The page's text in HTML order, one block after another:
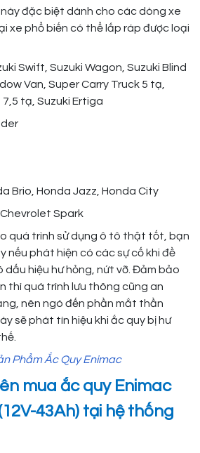
này đặc biệt dành cho các dòng xe
xe phổ biến có thể lắp ráp được loại
Swift, Suzuki Wagon, Suzuki Blind
Van, Super Carry Truck 5 tạ,
tạ, Suzuki Ertiga
Brio, Honda Jazz, Honda City
Spark
quá trình sử dụng ô tô thật tốt, bạn
nếu phát hiện có các sự cố khi đề
dấu hiệu hư hỏng, nứt vỡ. Đảm bảo
thì quá trình lưu thông cũng an
nên ngó đến phần mắt thần
sẽ phát tín hiệu khi ắc quy bị hư
Phẩm Ắc Quy Enimac
mua ắc quy Enimac
43Ah) tại hệ thống